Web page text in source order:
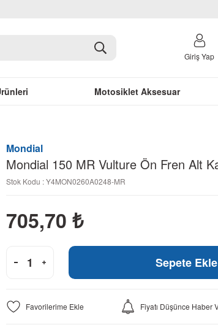
Giriş Yap
Motosiklet Aksesuar
Mondial
Mondial 150 MR Vulture Ön Fren Alt
Stok Kodu : Y4MON0260A0248-MR
705,70 ₺
Sepete Ekle
Fiyatı Düşünce Haber